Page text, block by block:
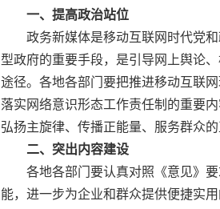
一、提高政治站位
政务新媒体是移动互联网时代党
型政府的重要手段，是引导网上舆论
途径。各地各部门要把推进移动互联
落实网络意识形态工作责任制的重要
弘扬主旋律、传播正能量、服务群众
二、突出内容建设
各地各部门要认真对照《意见》
能，进一步为企业和群众提供便捷实